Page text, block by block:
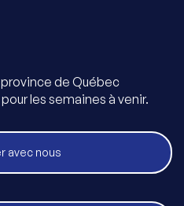
de Québec
les semaines à venir.
avec nous